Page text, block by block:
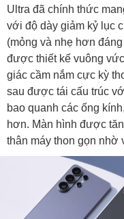
Ultra đã chính thức
với độ dày giảm kỷ lục
(mỏng và nhẹ hơn
được thiết kế vuông
giác cầm nắm cực kỳ
sau được tái cấu trúc
bao quanh các ống
hơn. Màn hình được
thân máy thon gọn nhờ